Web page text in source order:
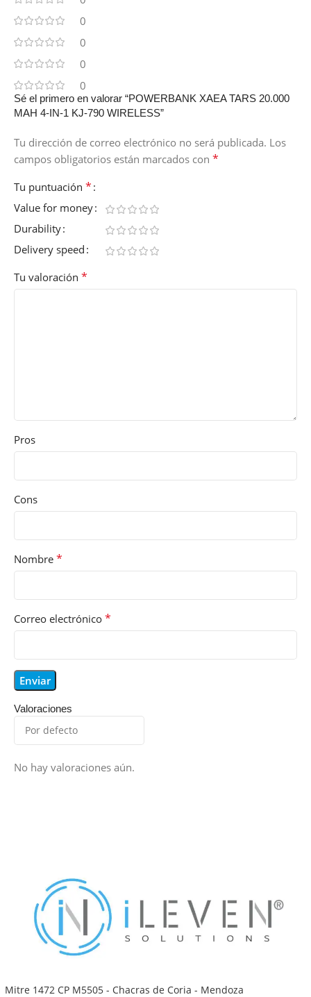
0
0
0
0
Valoraciones
No hay valoraciones aún.
Sé el primero en valorar “POWERBANK XAEA TARS 20.000
MAH 4-IN-1 KJ-790 WIRELESS”
Tu dirección de correo electrónico no será publicada. Los
campos obligatorios están marcados con *
Tu puntuación *
Value for money
Durability
Delivery speed
Tu valoración *
Pros
Cons
Nombre *
Correo electrónico *
Mitre 1472 CP M5505 - Chacras de Coria - Mendoza